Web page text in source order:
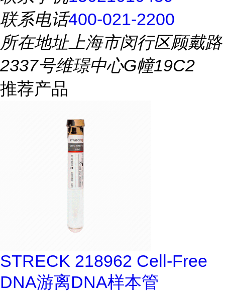
联系电话400-021-2200
所在地址上海市闵行区顾戴路
2337号维璟中心G幢19C2
推荐产品
STRECK 218962 Cell-Free
DNA游离DNA样本管